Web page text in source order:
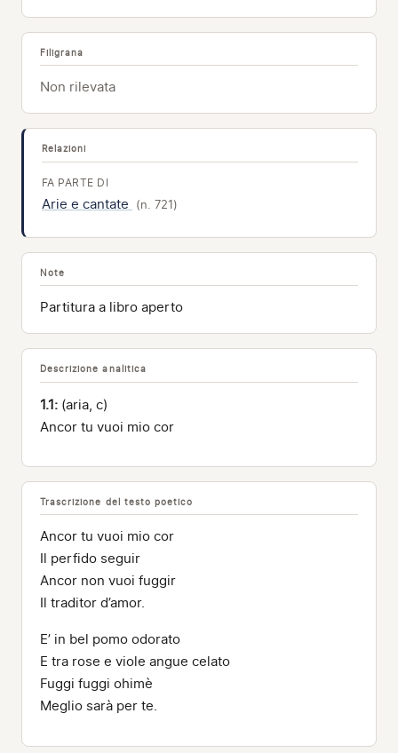
Filigrana
Non rilevata
Relazioni
FA PARTE DI
Arie e cantate (n. 721)
Note
Partitura a libro aperto
Descrizione analitica
1.1: (aria, c)
Ancor tu vuoi mio cor
Trascrizione del testo poetico
Ancor tu vuoi mio cor
Il perfido seguir
Ancor non vuoi fuggir
Il traditor d’amor.
E’ in bel pomo odorato
E tra rose e viole angue celato
Fuggi fuggi ohimè
Meglio sarà per te.